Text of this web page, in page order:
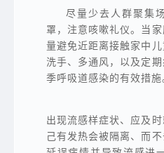
尽量少去人群聚集
罩，注意咳嗽礼仪。当
量避免近距离接触家中
洗手、多通风，以及定
季呼吸道感染的有效措施
出现流感样症状、应及
己有发热会被隔离、而